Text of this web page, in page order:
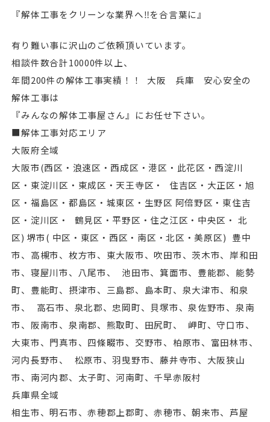
『解体工事をクリーンな業界へ‼︎を合言葉に』
有り難い事に沢山のご依頼頂いています。
相談件数合計10000件以上、
年間200件の解体工事実績！！ 大阪 兵庫 安心安全の
解体工事は
『みんなの解体工事屋さん』にお任せ下さい。
■解体工事対応エリア
大阪府全域
⼤阪市(⻄区・浪速区・⻄成区・港区・此花区・⻄淀川
区・東淀川区・東成区・天王寺区・ 住吉区・⼤正区・旭
区・福島区・都島区・城東区・生野区 阿倍野区・東住吉
区・淀川区・ 鶴見区・平野区・住之江区・中央区・ 北
区) 堺市( 中区・東区・⻄区・南区・北区・美原区) 豊中
市、高槻市、枚方市、東⼤阪市、吹田市、茨木市、岸和田
市、寝屋川市、八尾市、 池田市、箕面市、豊能郡、能勢
町、豊能町、摂津市、三島郡、島本町、泉⼤津市、和泉
市、 高石市、泉北郡、忠岡町、貝塚市、泉佐野市、泉南
市、阪南市、泉南郡、熊取町、田尻町、 岬町、守口市、
⼤東市、門真市、四條畷市、交野市、柏原市、富田林市、
河内⻑野市、 松原市、羽曳野市、藤井寺市、⼤阪狭山
市、南河内郡、太子町、河南町、千早赤阪村
兵庫県全域
相生市、明石市、赤穂郡上郡町、赤穂市、朝来市、芦屋